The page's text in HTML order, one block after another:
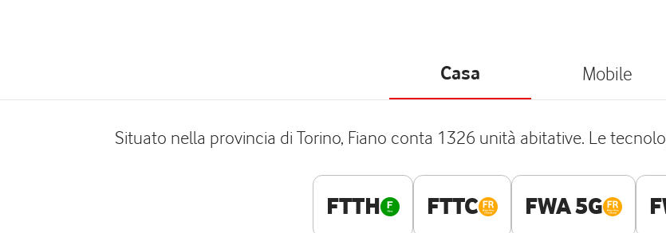
Casa Mobile
Situato nella provincia di Torino, Fiano conta 1326 unità abitative. Le
FTTH FTTC FWA 5G